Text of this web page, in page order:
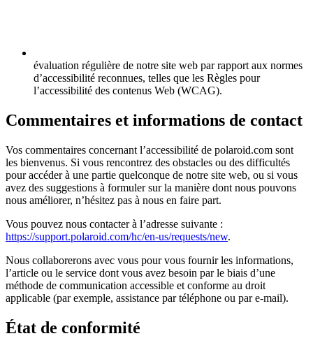
évaluation régulière de notre site web par rapport aux normes
d’accessibilité reconnues, telles que les Règles pour
l’accessibilité des contenus Web (WCAG).
Commentaires et informations de contact
Vos commentaires concernant l’accessibilité de polaroid.com sont
les bienvenus. Si vous rencontrez des obstacles ou des difficultés
pour accéder à une partie quelconque de notre site web, ou si vous
avez des suggestions à formuler sur la manière dont nous pouvons
nous améliorer, n’hésitez pas à nous en faire part.
Vous pouvez nous contacter à l’adresse suivante :
https://support.polaroid.com/hc/en-us/requests/new.
Nous collaborerons avec vous pour vous fournir les informations,
l’article ou le service dont vous avez besoin par le biais d’une
méthode de communication accessible et conforme au droit
applicable (par exemple, assistance par téléphone ou par e-mail).
État de conformité